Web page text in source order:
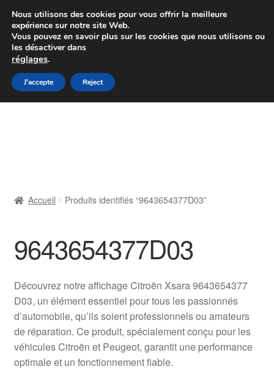
Colissimo livraison à partir de 7 EUR
Du lundi au vendredi de 9 h à 16 h
Aller
à
Aller
au
Livraison
Livraison internationale
Mon compte
Paiements
Accueil Produits identifiés “9643654377D03”
9643654377D03
Découvrez notre affichage Citroën Xsara 9643654377
D03, un élément essentiel pour tous les passionnés
d’automobile, qu’ils soient professionnels ou amateurs
de réparation. Ce produit, spécialement conçu pour les
véhicules Citroën et Peugeot, garantit une performance
optimale et un fonctionnement fiable.
Nous utilisons des cookies pour vous offrir la meilleure
expérience sur notre site Web.
Vous pouvez en savoir plus sur les cookies que nous utilisons ou
les désactiver dans
réglages.
J'accepte Reject